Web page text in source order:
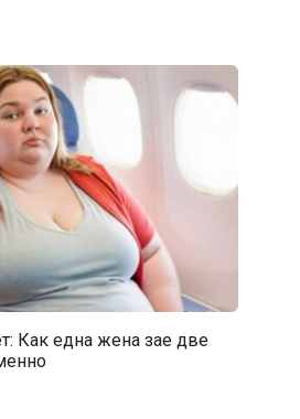
Как една жена зае две